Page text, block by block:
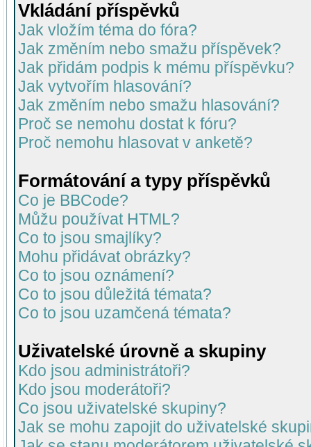
Vkládání příspěvků
Jak vložím téma do fóra?
Jak změním nebo smažu příspěvek?
Jak přidám podpis k mému příspěvku?
Jak vytvořím hlasování?
Jak změním nebo smažu hlasování?
Proč se nemohu dostat k fóru?
Proč nemohu hlasovat v anketě?
Formátování a typy příspěvků
Co je BBCode?
Můžu používat HTML?
Co to jsou smajlíky?
Mohu přidávat obrázky?
Co to jsou oznámení?
Co to jsou důležitá témata?
Co to jsou uzamčená témata?
Uživatelské úrovně a skupiny
Kdo jsou administrátoři?
Kdo jsou moderátoři?
Co jsou uživatelské skupiny?
Jak se mohu zapojit do uživatelské